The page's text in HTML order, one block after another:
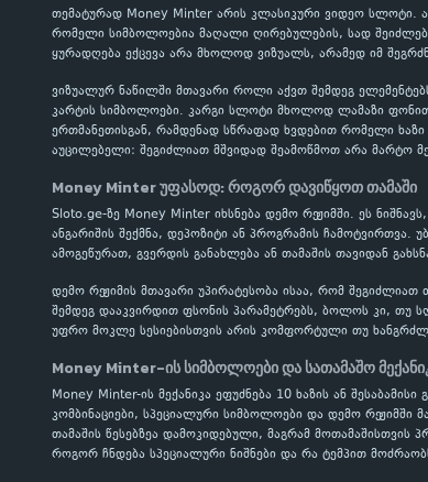
თემატურად Money Minter არის კლასიკური ვიდეო სლოტი.
რომელი სიმბოლოებია მაღალი ღირებულების, სად
ყურადღება ექცევა არა მხოლოდ ვიზუალს, არამედ იმ
ვიზუალურ ნაწილში მთავარი როლი აქვთ შემდეგ
კარტის სიმბოლოები. კარგი სლოტი მხოლოდ ლამაზი
ერთმანეთისგან, რამდენად სწრაფად ხვდებით რომელი
აუცილებელი: შეგიძლიათ მშვიდად შეამოწმოთ არა მარტო
Money Minter უფასოდ: როგორ დავიწყოთ თამაში
Sloto.ge-ზე Money Minter იხსნება დემო რეჟიმში. ეს
ანგარიშის შექმნა, დეპოზიტი ან პროგრამის
ამოგეწურათ, გვერდის განახლება ან თამაშის თავიდან
დემო რეჟიმის მთავარი უპირატესობა ისაა, რომ
შემდეგ დააკვირდით ფსონის პარამეტრებს, ბოლოს კი, თუ
უფრო მოკლე სესიებისთვის არის კომფორტული თუ
Money Minter-ის სიმბოლოები და სათამაშო
Money Minter-ის მექანიკა ეფუძნება 10 ხაზის ან
კომბინაციები, სპეციალური სიმბოლოები და დემო რეჟიმში
თამაშის წესებზეა დამოკიდებული, მაგრამ
როგორ ჩნდება სპეციალური ნიშნები და რა ტემპით